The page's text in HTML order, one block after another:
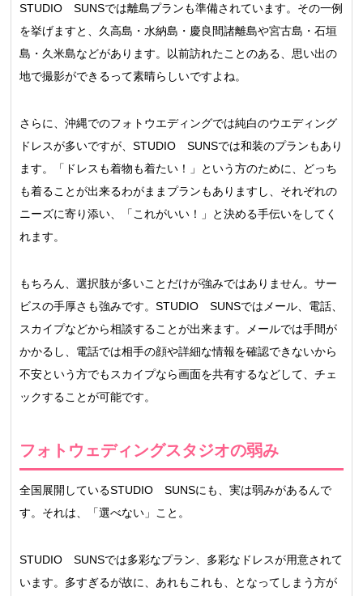
STUDIO SUNSでは離島プランも準備されています。その一例
を挙げますと、久高島・水納島・慶良間諸離島や宮古島・石垣
島・久米島などがあります。以前訪れたことのある、思い出の
地で撮影ができるって素晴らしいですよね。
さらに、沖縄でのフォトウエディングでは純白のウエディング
ドレスが多いですが、STUDIO SUNSでは和装のプランもあり
ます。「ドレスも着物も着たい！」という方のために、どっち
も着ることが出来るわがままプランもありますし、それぞれの
ニーズに寄り添い、「これがいい！」と決める手伝いをしてく
れます。
もちろん、選択肢が多いことだけが強みではありません。サー
ビスの手厚さも強みです。STUDIO SUNSではメール、電話、
スカイプなどから相談することが出来ます。メールでは手間が
かかるし、電話では相手の顔や詳細な情報を確認できないから
不安という方でもスカイプなら画面を共有するなどして、チェ
ックすることが可能です。
フォトウェディングスタジオの弱み
全国展開しているSTUDIO SUNSにも、実は弱みがあるんで
す。それは、「選べない」こと。
STUDIO SUNSでは多彩なプラン、多彩なドレスが用意されて
います。多すぎるが故に、あれもこれも、となってしまう方が